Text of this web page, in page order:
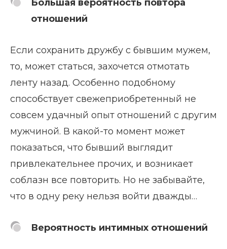
Большая вероятность повтора
отношений
Если сохранить дружбу с бывшим мужем,
то, может статься, захочется отмотать
ленту назад. Особенно подобному
способствует свежеприобретенный не
совсем удачный опыт отношений с другим
мужчиной. В какой-то момент может
показаться, что бывший выглядит
привлекательнее прочих, и возникает
соблазн все повторить. Но не забывайте,
что в одну реку нельзя войти дважды…
Вероятность интимных отношений